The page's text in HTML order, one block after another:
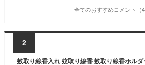
全てのおすすめコメント（4
2